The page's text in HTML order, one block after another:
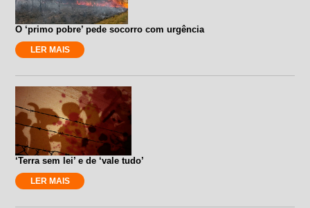
O ‘primo pobre’ pede socorro com urgência
LER MAIS
‘Terra sem lei’ e de ‘vale tudo’
LER MAIS